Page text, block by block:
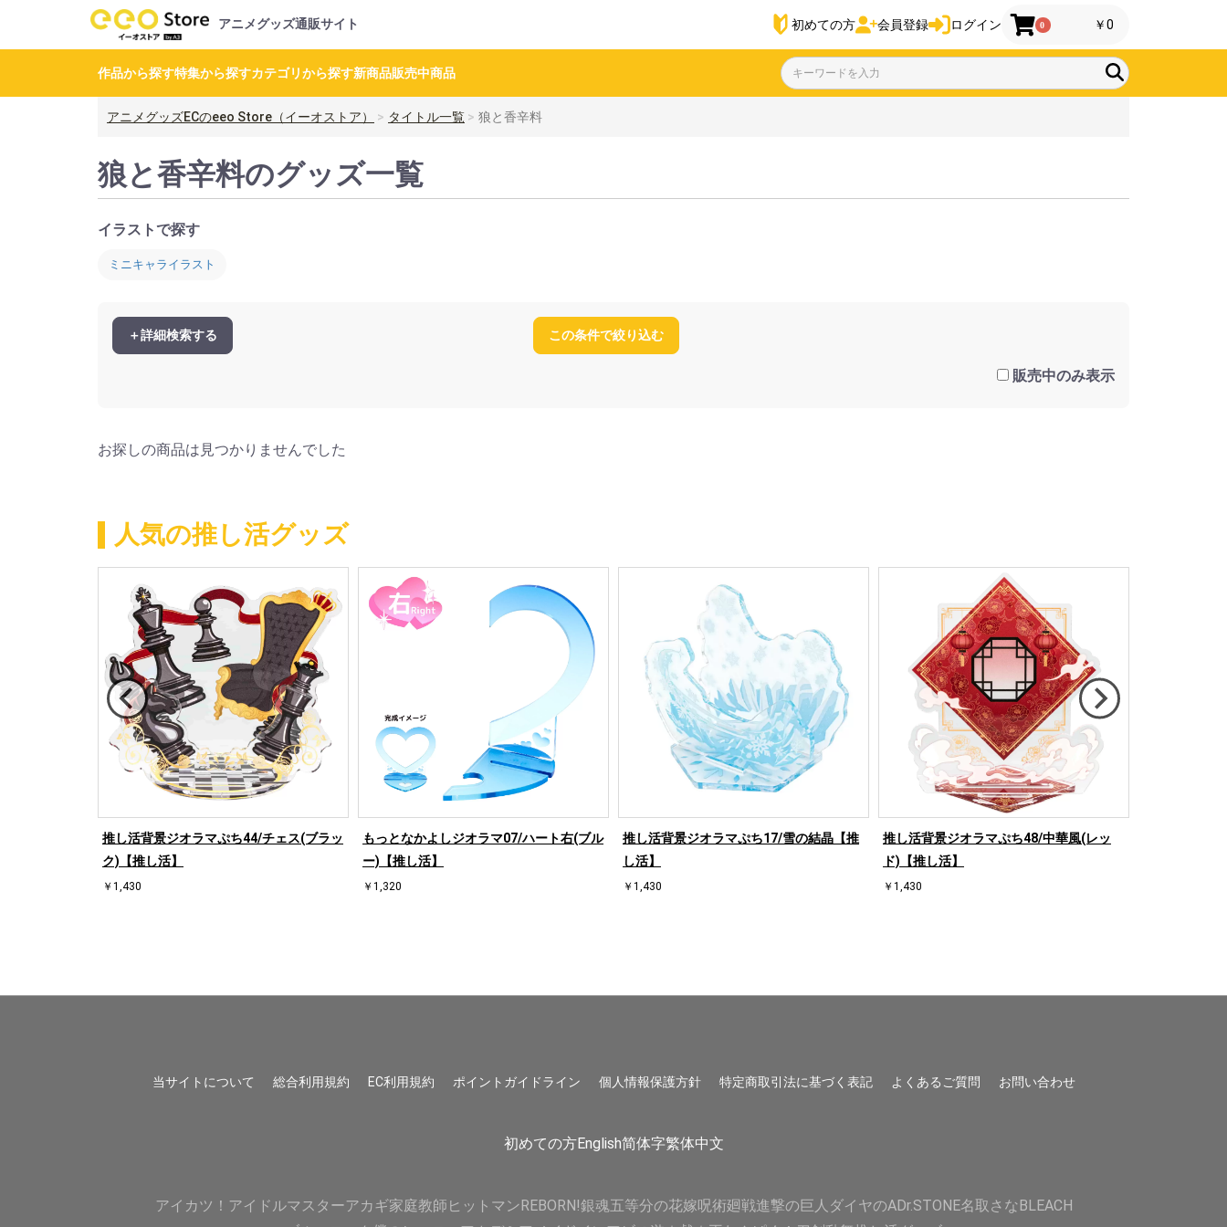
アニメグッズ通販サイト 初めての方 会員登録 ログイン 0 ￥0
作品から探す特集から探すカテゴリから探す新商品販売中商品
アニメグッズECのeeo Store（イーオストア） タイトル一覧 狼と香辛料
狼と香辛料のグッズ一覧
イラストで探す
ミニキャライラスト
＋詳細検索する この条件で絞り込む
販売中のみ表示
お探しの商品は見つかりませんでした
人気の推し活グッズ
推し活背景ジオラマぷち44/チェス(ブラッ
ク)【推し活】
￥1,430
もっとなかよしジオラマ07/ハート右(ブル
ー)【推し活】
￥1,320
推し活背景ジオラマぷち17/雪の結晶【推
し活】
￥1,430
推し活背景ジオラマぷち48/中華風(レッ
ド)【推し活】
￥1,430
当サイトについて 総合利用規約 EC利用規約 ポイントガイドライン 個人情報保護方針 特定商取引法に基づく表記 よくあるご質問 お問い合わせ
初めての方English简体字繁体中文
アイカツ！ アイドルマスターアカギ家庭教師ヒットマンREBORN!銀魂五等分の花嫁呪術廻戦進撃の巨人 ダイヤのADr.STONE名取さなBLEACH